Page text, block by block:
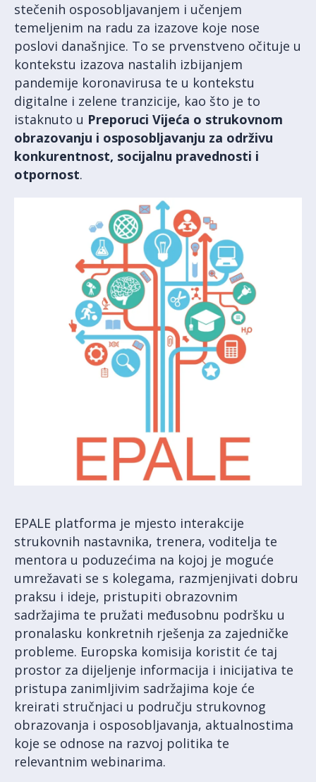
stečenih osposobljavanjem i učenjem
temeljenim na radu za izazove koje nose
poslovi današnjice. To se prvenstveno očituje u
kontekstu izazova nastalih izbijanjem
pandemije koronavirusa te u kontekstu
digitalne i zelene tranzicije, kao što je to
istaknuto u Preporuci Vijeća o strukovnom
obrazovanju i osposobljavanju za održivu
konkurentnost, socijalnu pravednosti i
otpornost.
EPALE platforma je mjesto interakcije
strukovnih nastavnika, trenera, voditelja te
mentora u poduzećima na kojoj je moguće
umrežavati se s kolegama, razmjenjivati dobru
praksu i ideje, pristupiti obrazovnim
sadržajima te pružati međusobnu podršku u
pronalasku konkretnih rješenja za zajedničke
probleme. Europska komisija koristit će taj
prostor za dijeljenje informacija i inicijativa te
pristupa zanimljivim sadržajima koje će
kreirati stručnjaci u području strukovnog
obrazovanja i osposobljavanja, aktualnostima
koje se odnose na razvoj politika te
relevantnim webinarima.